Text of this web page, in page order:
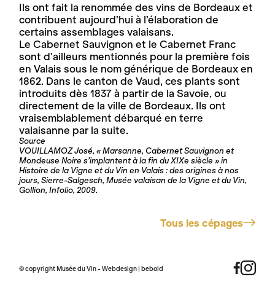
Ils ont fait la renommée des vins de Bordeaux et
contribuent aujourd’hui à l’élaboration de
certains assemblages valaisans.
Le Cabernet Sauvignon et le Cabernet Franc
sont d’ailleurs mentionnés pour la première fois
en Valais sous le nom générique de Bordeaux en
1862. Dans le canton de Vaud, ces plants sont
introduits dès 1837 à partir de la Savoie, ou
directement de la ville de Bordeaux. Ils ont
vraisemblablement débarqué en terre
valaisanne par la suite.
Source
VOUILLAMOZ José, « Marsanne, Cabernet Sauvignon et
Mondeuse Noire s’implantent à la fin du XIXe siècle » in
Histoire de la Vigne et du Vin en Valais : des origines à nos
jours, Sierre-Salgesch, Musée valaisan de la Vigne et du Vin,
Gollion, Infolio, 2009.
Tous les cépages
© copyright Musée du Vin - Webdesign |bebold